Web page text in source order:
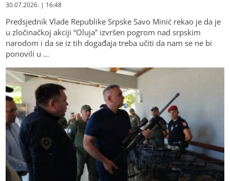
30.07.2026. | 16:48
Predsjednik Vlade Republike Srpske Savo Minić rekao je da je
u zločinačkoj akciji “Oluja” izvršen pogrom nad srpskim
narodom i da se iz tih događaja treba učiti da nam se ne bi
ponovili u …